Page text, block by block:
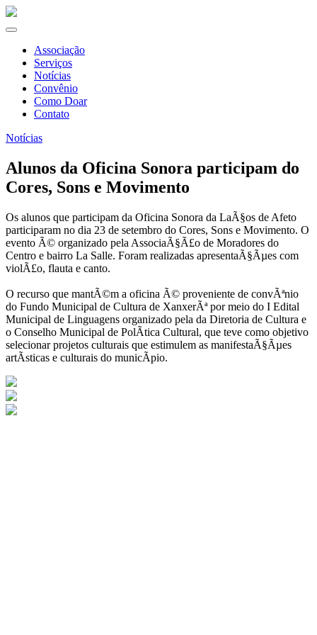
Associação
Serviços
Notícias
Convênio
Como Doar
Contato
Notícias
Alunos da Oficina Sonora participam do
Cores, Sons e Movimento
Os alunos que participam da Oficina Sonora da LaÃ§os de Afeto
participaram no dia 23 de setembro do Cores, Sons e Movimento. O
evento Ã© organizado pela AssociaÃ§Ã£o de Moradores do
Centro e bairro La Salle. Foram realizadas apresentaÃ§Ãµes com
violÃ£o, flauta e canto.
O recurso que mantÃ©m a oficina Ã© proveniente de convÃªnio
do Fundo Municipal de Cultura de XanxerÃª por meio do I Edital
Municipal de Linguagens organizado pela da Diretoria de Cultura e
o Conselho Municipal de PolÃ­tica Cultural, que teve como objetivo
selecionar projetos culturais que estimulem as manifestaÃ§Ãµes
artÃ­sticas e culturais do municÃ­pio.